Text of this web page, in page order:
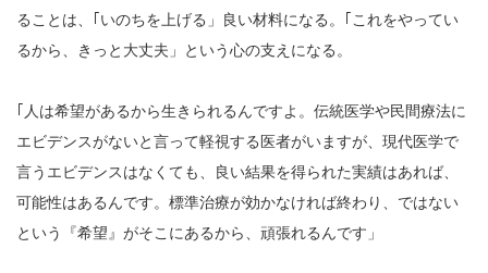
ることは、｢いのちを上げる」良い材料になる。｢これをやってい
るから、きっと大丈夫」という心の支えになる。
｢人は希望があるから生きられるんですよ。伝統医学や民間療法に
エビデンスがないと言って軽視する医者がいますが、現代医学で
言うエビデンスはなくても、良い結果を得られた実績はあれば、
可能性はあるんです。標準治療が効かなければ終わり、ではない
という『希望』がそこにあるから、頑張れるんです」